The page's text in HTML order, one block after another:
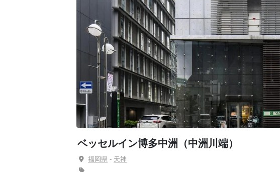
ベッセルイン博多中洲（中洲川端）
福岡県 - 天神